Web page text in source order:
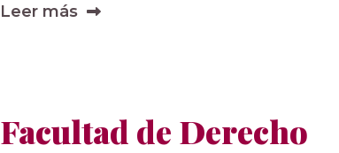
Leer más
Facultad de Derecho